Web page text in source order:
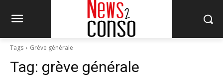
Tags Grève générale
Tag: grève générale